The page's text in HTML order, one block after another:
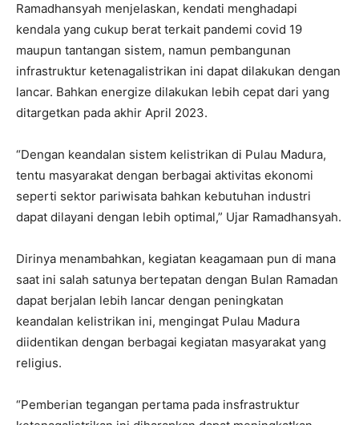
Ramadhansyah menjelaskan, kendati menghadapi
kendala yang cukup berat terkait pandemi covid 19
maupun tantangan sistem, namun pembangunan
infrastruktur ketenagalistrikan ini dapat dilakukan dengan
lancar. Bahkan energize dilakukan lebih cepat dari yang
ditargetkan pada akhir April 2023.
“Dengan keandalan sistem kelistrikan di Pulau Madura,
tentu masyarakat dengan berbagai aktivitas ekonomi
seperti sektor pariwisata bahkan kebutuhan industri
dapat dilayani dengan lebih optimal,” Ujar Ramadhansyah.
Dirinya menambahkan, kegiatan keagamaan pun di mana
saat ini salah satunya bertepatan dengan Bulan Ramadan
dapat berjalan lebih lancar dengan peningkatan
keandalan kelistrikan ini, mengingat Pulau Madura
diidentikan dengan berbagai kegiatan masyarakat yang
religius.
“Pemberian tegangan pertama pada insfrastruktur